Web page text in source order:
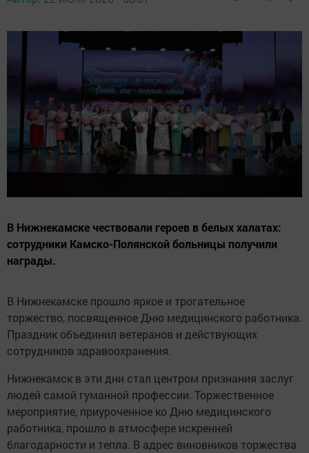
В Нижнекамске чествовали героев в белых халатах:
сотрудники Камско-Полянской больницы получили
награды.
В Нижнекамске прошло яркое и трогательное
торжество, посвященное Дню медицинского работника.
Праздник объединил ветеранов и действующих
сотрудников здравоохранения.
Нижнекамск в эти дни стал центром признания заслуг
людей самой гуманной профессии. Торжественное
мероприятие, приуроченное ко Дню медицинского
работника, прошло в атмосфере искренней
благодарности и тепла. В адрес виновников торжества